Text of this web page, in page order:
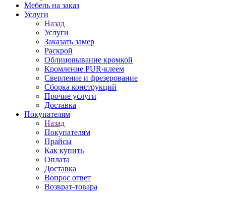
Мебель на заказ
Услуги
Назад
Услуги
Заказать замер
Раскрой
Облицовывание кромкой
Кромление PUR-клеем
Сверление и фрезерование
Сборка конструкций
Прочие услуги
Доставка
Покупателям
Назад
Покупателям
Прайсы
Как купить
Оплата
Доставка
Вопрос ответ
Возврат-товара